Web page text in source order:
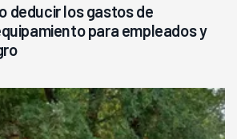
deducir los gastos de
para empleados y